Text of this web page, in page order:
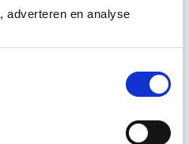
adverteren en analyse